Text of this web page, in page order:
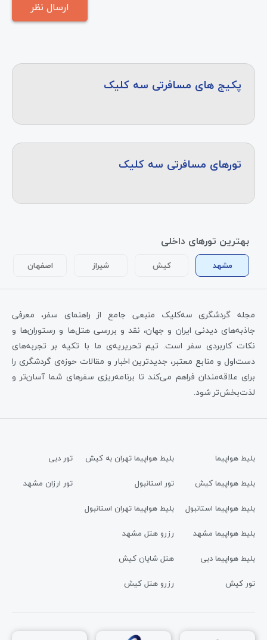
پکیج های مسافرتی سه کلیک
تورهای مسافرتی سه کلیک
بهترین تورهای داخلی
مشهد کیش شیراز اصفهان
مجله گردشگری سه‌کلیک منبعی جامع از راهنمای سفر، معرفی
جاذبه‌های دیدنی ایران و جهان، نقد و بررسی هتل‌ها و رستوران‌ها و
نکات کاربردی سفر است. تیم تحریریه‌ی ما با تکیه بر تجربه‌های
دست‌اول و منابع معتبر، جدیدترین اخبار و مقالات حوزه‌ی گردشگری را
برای علاقه‌مندان فراهم می‌کند تا برنامه‌ریزی سفرهای شما آسان‌تر و
لذت‌بخش‌تر شود.
بلیط هواپیما
بلیط هواپیما کیش
بلیط هواپیما استانبول
بلیط هواپیما مشهد
بلیط هواپیما دبی
تور کیش
بلیط هواپیما تهران به کیش
تور استانبول
بلیط هواپیما تهران استانبول
رزرو هتل مشهد
هتل شایان کیش
رزرو هتل کیش
تور دبی
تور ارزان مشهد